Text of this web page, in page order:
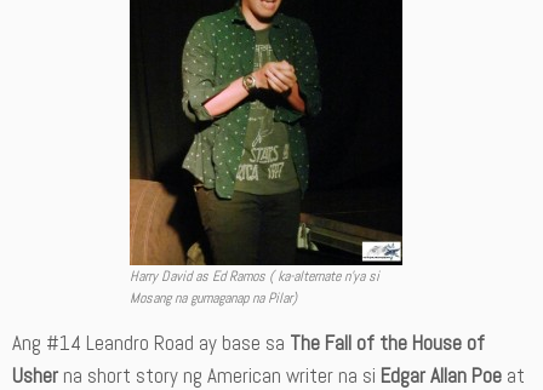
Harry David as Ed Ramos ( ka-alternate n’ya si
Mosang na gumaganap na Pilar)
Ang #14 Leandro Road ay base sa The Fall of the House of
Usher na short story ng American writer na si Edgar Allan Poe at